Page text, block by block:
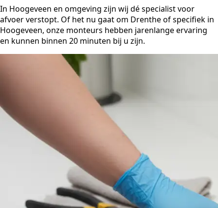
In Hoogeveen en omgeving zijn wij dé specialist voor
afvoer verstopt. Of het nu gaat om Drenthe of specifiek in
Hoogeveen, onze monteurs hebben jarenlange ervaring
en kunnen binnen 20 minuten bij u zijn.